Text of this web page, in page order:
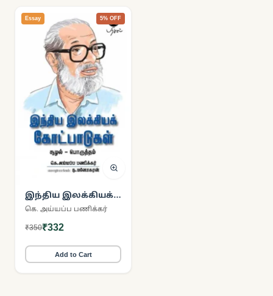
Essay 5% OFF
இந்திய இலக்கியக்
கோட்பாடுகள்
கெ. அய்யப்ப பணிக்கர்
₹350₹332
Add to Cart